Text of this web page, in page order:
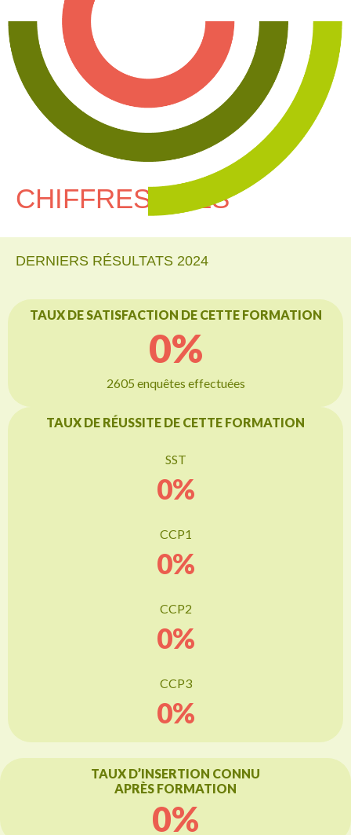
CHIFFRES CLÉS
DERNIERS RÉSULTATS 2024
TAUX DE SATISFACTION DE CETTE FORMATION
2605 enquêtes effectuées
0%
TAUX DE RÉUSSITE DE CETTE FORMATION
SST
0%
CCP1
0%
CCP2
0%
CCP3
0%
TAUX D’INSERTION CONNU
APRÈS FORMATION
0%